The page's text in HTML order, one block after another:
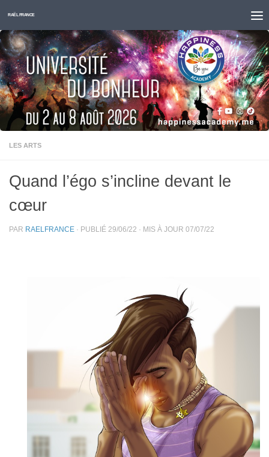
Skip to content
RAËL FRANCE
LES ARTS
Quand l’égo s’incline devant le
cœur
PAR RAELFRANCE · PUBLIÉ 29/06/22 · MIS À JOUR 07/07/22